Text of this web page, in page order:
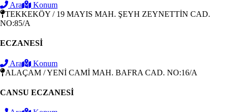
Ara
Konum
TEKKEKÖY / 19 MAYIS MAH. ŞEYH ZEYNETTİN CAD.
NO:85/A
ECZANESİ
Ara
Konum
ALAÇAM / YENİ CAMİ MAH. BAFRA CAD. NO:16/A
CANSU ECZANESİ